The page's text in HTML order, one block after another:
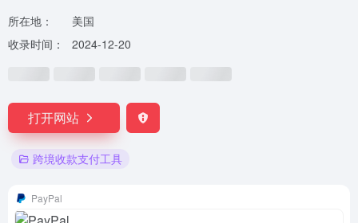
所在地：
美国
收录时间：
2024-12-20
打开网站
跨境收款支付工具
PayPal